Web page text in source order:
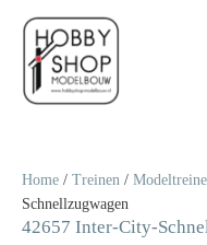
naar
inhoud
Home / Treinen /
Schnellzugwagen
42657 Inter-City-